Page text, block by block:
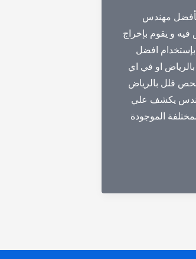
بأفضل مهندس
و يقوم بإخراج
بإستخدام افضل
او في اي
فلل بالرياض
يكشف علي
الموجودة